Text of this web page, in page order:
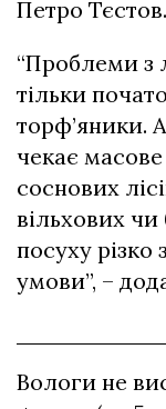
Петро Тєстов.
“Проблеми з
тільки
торф’яники.
чекає
соснових
вільхових
посуху різко
умови”, –
Вологи не